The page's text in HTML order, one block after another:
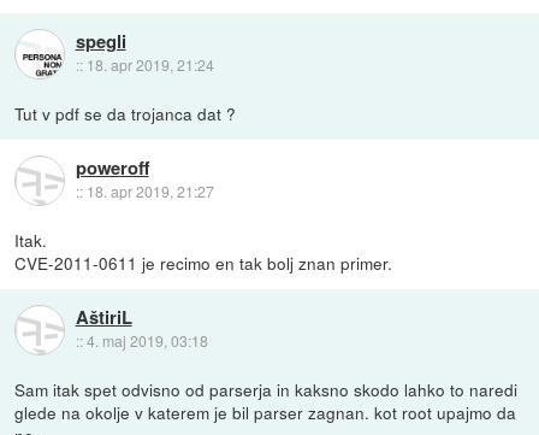
spegli
:: 18. apr 2019, 21:24
Tut v pdf se da trojanca dat ?
poweroff
:: 18. apr 2019, 21:27
Itak.
CVE-2011-0611 je recimo en tak bolj znan primer.
AštiriL
::4. maj 2019, 03:18
Sam itak spet odvisno od parserja in kaksno skodo lahko to naredi
glede na okolje v katerem je bil parser zagnan. kot root upajmo da